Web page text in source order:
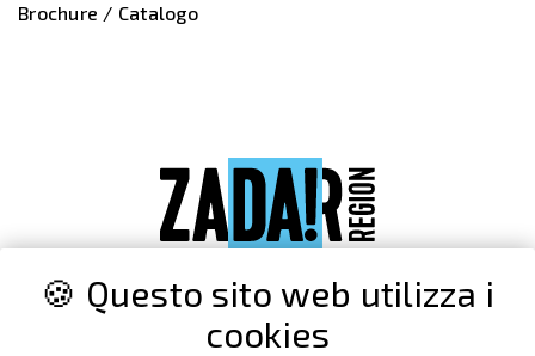
Brochure / Catalogo
🍪 Questo sito web utilizza i
cookies